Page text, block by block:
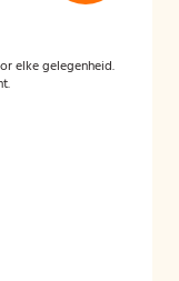
elke gelegenheid.